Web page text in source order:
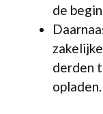
de
derden
opladen.